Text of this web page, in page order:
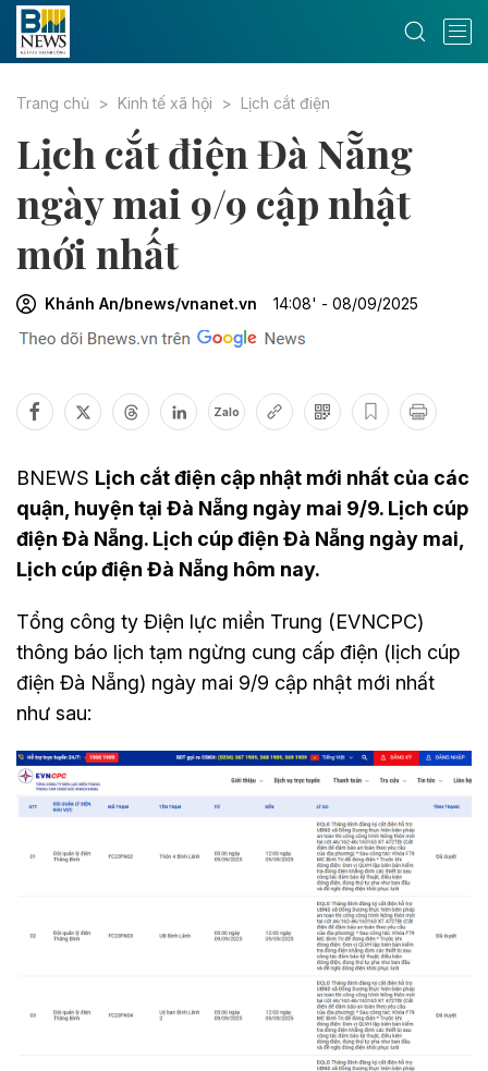
Trang chủ Kinh tế xã hội Lịch cắt điện
Lịch cắt điện Đà Nẵng
ngày mai 9/9 cập nhật
mới nhất
Khánh An/bnews/vnanet.vn 14:08' - 08/09/2025
Zalo
BNEWS Lịch cắt điện cập nhật mới nhất của các
quận, huyện tại Đà Nẵng ngày mai 9/9. Lịch cúp
điện Đà Nẵng. Lịch cúp điện Đà Nẵng ngày mai,
Lịch cúp điện Đà Nẵng hôm nay.
Tổng công ty Điện lực miền Trung (EVNCPC)
thông báo lịch tạm ngừng cung cấp điện (lịch cúp
điện Đà Nẵng) ngày mai 9/9 cập nhật mới nhất
như sau: